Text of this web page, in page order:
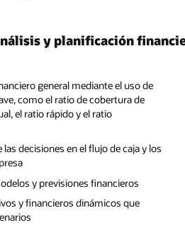
y planificación
general mediante el uso de
como el ratio de cobertura de
el ratio rápido y el ratio
decisiones en el flujo de caja y los
y previsiones financieros
y financieros dinámicos que